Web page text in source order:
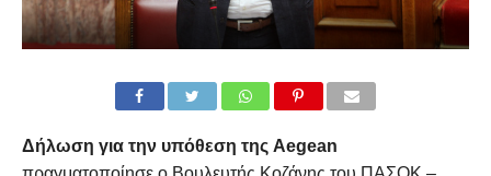
Δήλωση για την υπόθεση της Aegean